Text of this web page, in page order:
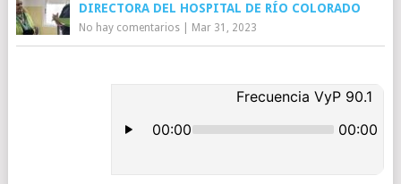
DIRECTORA DEL HOSPITAL DE RÍO COLORADO
No hay comentarios| Mar 31, 2023